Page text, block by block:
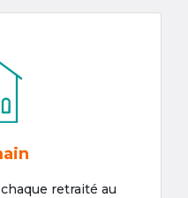
retraité au